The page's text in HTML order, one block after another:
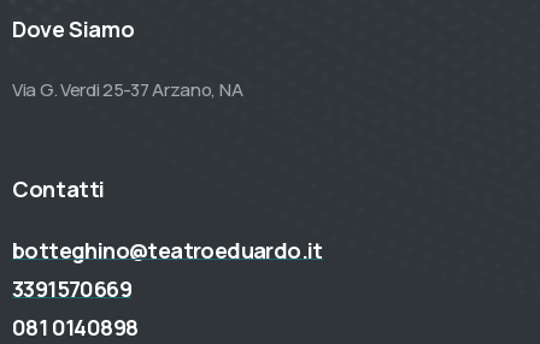
Dove Siamo
Via G. Verdi 25-37 Arzano, NA
Contatti
botteghino@teatroeduardo.it
3391570669
081 0140898